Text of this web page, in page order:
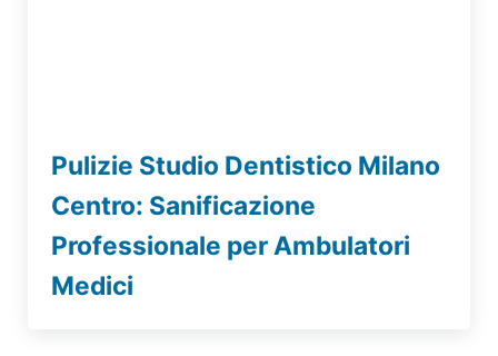
Pulizie Studio Dentistico Milano
Centro: Sanificazione
Professionale per Ambulatori
Medici